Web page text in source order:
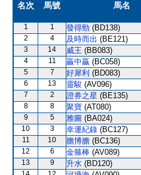
名次 馬號 馬名
1 1 發得勁 (BD138)
2 4 及時而出 (BE121)
3 14 威王 (BB083)
4 11 贏中贏 (BC058)
5 7 好犀利 (BD083)
6 13 靈駿 (AV096)
7 2 證券之星 (BE135)
8 8 聚寶 (AT080)
9 5 雅圖 (BA024)
10 3 幸運紀錄 (BC127)
11 10 膽博膽 (BC136)
12 6 金箍棒 (AV089)
13 9 升水 (BD120)